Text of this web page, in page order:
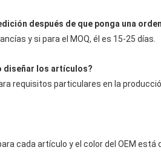
después de que ponga una
y si para el MOQ, él es 15-25 días.
diseñar los artículos?
requisitos particulares en la
cada artículo y el color del OEM está